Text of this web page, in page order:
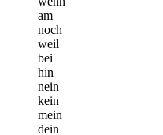
am
noch
weil
bei
hin
nein
kein
mein
dein